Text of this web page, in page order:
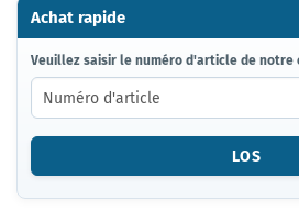
Achat rapide
VEUILLEZ
SAISIR
LE
NUMÉRO
D'ARTICLE
NOTRE
CATALOGUE.
Veuillez saisir le numéro d'article de notre
LOS